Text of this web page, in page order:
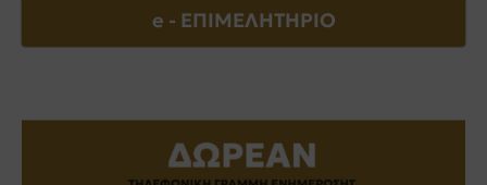
e - EΠΙΜΕΛΗΤΗΡΙΟ